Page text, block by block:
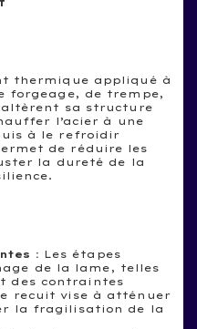
thermique appliqué à
forgeage, de trempe,
altèrent sa structure
l’acier à une
à le refroidir
de réduire les
la dureté de la
: Les étapes
de la lame, telles
des contraintes
recuit vise à atténuer
la fragilisation de la